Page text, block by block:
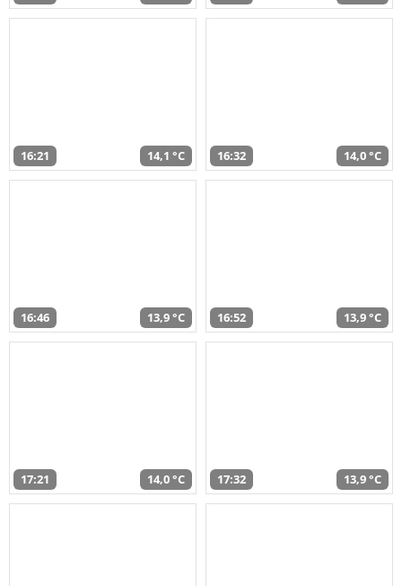
16:21 14,1 °C 16:32 14,0 °C
16:46 13,9 °C 16:52 13,9 °C
17:21 14,0 °C 17:32 13,9 °C